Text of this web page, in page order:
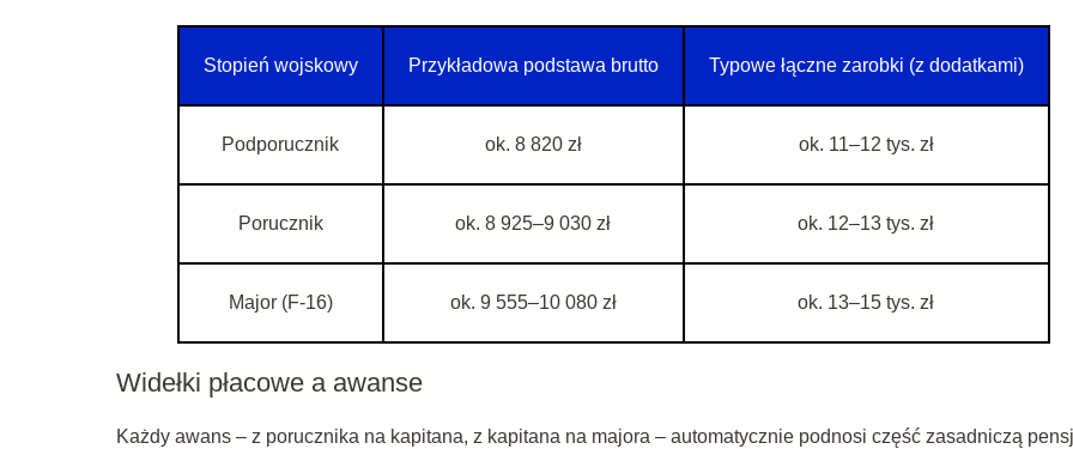
Stopień wojskowy Przykładowa podstawa brutto Typowe łączne zarobki (z dodatkami)
Podporucznik ok. 8 820 zł ok. 11–12 tys. zł
Porucznik ok. 8 925–9 030 zł ok. 12–13 tys. zł
Major (F‑16) ok. 9 555–10 080 zł ok. 13–15 tys. zł
Widełki płacowe a awanse
Każdy awans – z porucznika na kapitana, z kapitana na majora – automatycznie podnosi część zasadniczą